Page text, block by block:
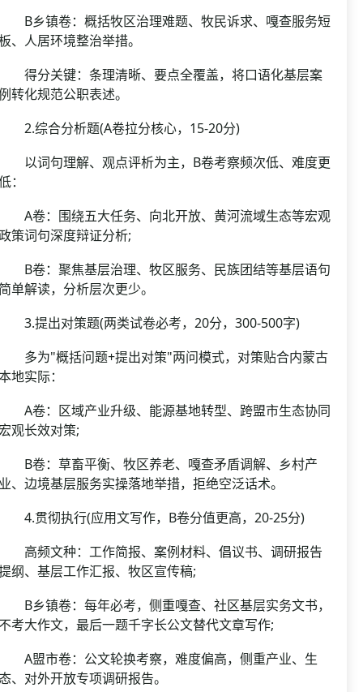
乡镇卷：概括牧区治理难题、牧民诉求、嘎查服务短
、人居环境整治举措。
分关键：条理清晰、要点全覆盖，将口语化基层案
转化规范公职表述。
综合分析题(A卷拉分核心，15-20分)
词句理解、观点评析为主，B卷考察频次低、难度更
：
卷：围绕五大任务、向北开放、黄河流域生态等宏观
策词句深度辩证分析;
卷：聚焦基层治理、牧区服务、民族团结等基层语句
单解读，分析层次更少。
提出对策题(两类试卷必考，20分，300-500字)
为"概括问题+提出对策"两问模式，对策贴合内蒙古
地实际：
卷：区域产业升级、能源基地转型、跨盟市生态协同
观长效对策;
卷：草畜平衡、牧区养老、嘎查矛盾调解、乡村产
、边境基层服务实操落地举措，拒绝空泛话术。
贯彻执行(应用文写作，B卷分值更高，20-25分)
频文种：工作简报、案例材料、倡议书、调研报告
纲、基层工作汇报、牧区宣传稿;
乡镇卷：每年必考，侧重嘎查、社区基层实务文书，
考大作文，最后一题千字长公文替代文章写作;
盟市卷：公文轮换考察，难度偏高，侧重产业、生
、对外开放专项调研报告。